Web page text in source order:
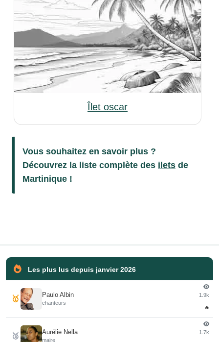
Îlet oscar
Vous souhaitez en savoir plus ?
Découvrez la liste complète des ilets de
Martinique !
Les plus lus depuis janvier 2026
🥇 Paulo Albin
chanteurs
1.9k
🔥
🥈 Aurélie Nella
maire
1.7k